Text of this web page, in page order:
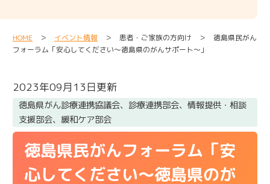
HOME ＞ イベント情報 ＞ 患者・ご家族の方向け ＞ 徳島県民がん
フォーラム「安心してください～徳島県のがんサポート～」
2023年09月13日更新
徳島県がん診療連携協議会、診療連携部会、情報提供・相談
支援部会、緩和ケア部会
徳島県民がんフォーラム「安
心してください～徳島県のが